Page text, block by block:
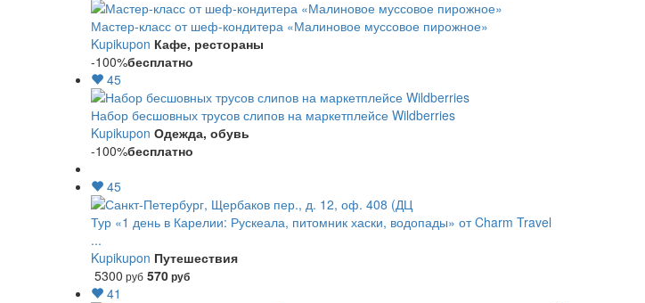
Мастер-класс от шеф-кондитера «Малиновое муссовое пирожное»
Kupikupon Кафе, рестораны
-100%бесплатно
45
Набор бесшовных трусов слипов на маркетплейсе Wildberries
Kupikupon Одежда, обувь
-100%бесплатно
45
Тур «1 день в Карелии: Рускеала, питомник хаски, водопады» от Charm Travel
...
Kupikupon Путешествия
5300 руб 570руб
41